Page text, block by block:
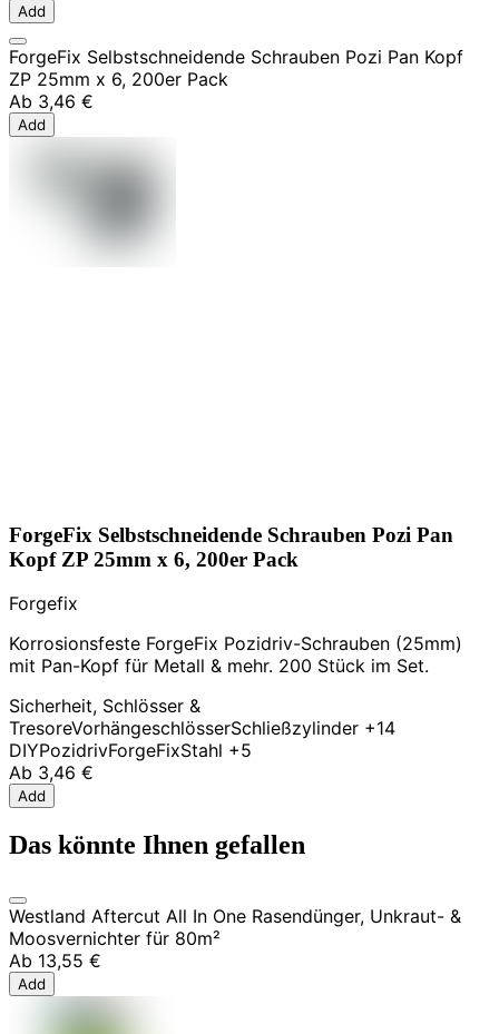
Add
ForgeFix Selbstschneidende Schrauben Pozi Pan Kopf
ZP 25mm x 6, 200er Pack
Ab 3,46 €
Add
ForgeFix Selbstschneidende Schrauben Pozi Pan
Kopf ZP 25mm x 6, 200er Pack
Forgefix
Korrosionsfeste ForgeFix Pozidriv-Schrauben (25mm)
mit Pan-Kopf für Metall & mehr. 200 Stück im Set.
Sicherheit, Schlösser &
TresoreVorhängeschlösserSchließzylinder +14
DIYPozidrivForgeFixStahl +5
Ab 3,46 €
Add
Das könnte Ihnen gefallen
Westland Aftercut All In One Rasendünger, Unkraut- &
Moosvernichter für 80m²
Ab 13,55 €
Add